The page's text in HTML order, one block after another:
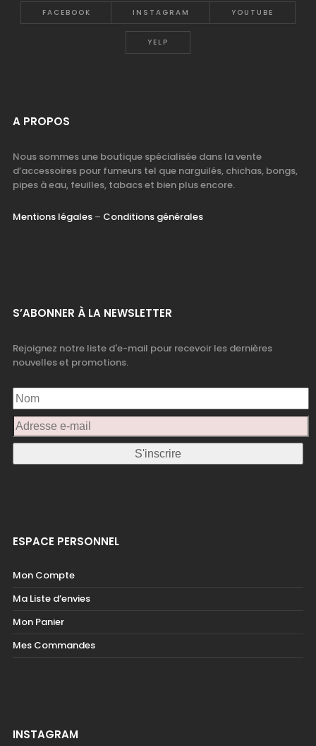
FACEBOOK INSTAGRAM YOUTUBE
YELP
A PROPOS
Nous sommes une boutique spécialisée dans la vente
d’accessoires pour fumeurs tel que narguilés, chichas, bongs,
pipes à eau, feuilles, tabacs et bien plus encore.
Mentions légales– Conditions générales
S’ABONNER À LA NEWSLETTER
Rejoignez notre liste d'e-mail pour recevoir les dernières
nouvelles et promotions.
ESPACE PERSONNEL
Mon Compte
Ma Liste d’envies
Mon Panier
Mes Commandes
INSTAGRAM